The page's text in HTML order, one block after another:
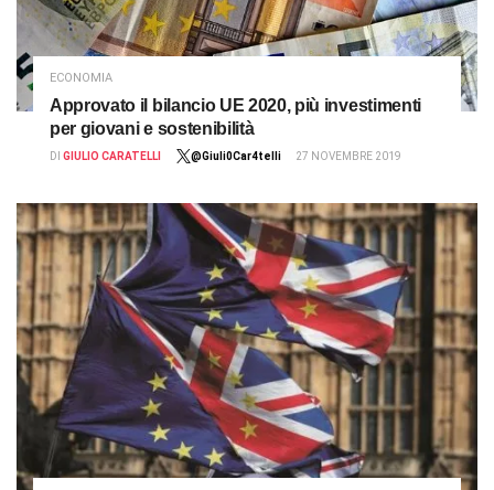
ECONOMIA
Approvato il bilancio UE 2020, più investimenti
per giovani e sostenibilità
DI GIULIO CARATELLI @Giuli0Car4telli 27 NOVEMBRE 2019